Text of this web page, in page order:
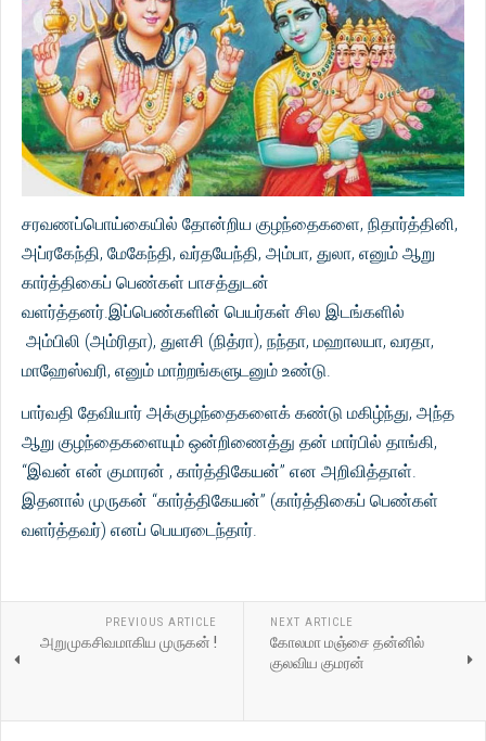
சரவணப்பொய்கையில் தோன்றிய குழந்தைகளை, நிதார்த்தினி,
அப்ரகேந்தி, மேகேந்தி, வர்தயேந்தி, அம்பா, துலா, எனும் ஆறு
கார்த்திகைப் பெண்கள் பாசத்துடன்
வளர்த்தனர்.இப்பெண்களின் பெயர்கள் சில இடங்களில்
அம்பிலி (அம்ரிதா), துளசி (நித்ரா), நந்தா, மஹாலயா, வரதா,
மாஹேஸ்வரி, எனும் மாற்றங்களுடனும் உண்டு.
பார்வதி தேவியார் அக்குழந்தைகளைக் கண்டு மகிழ்ந்து, அந்த
ஆறு குழந்தைகளையும் ஒன்றிணைத்து தன் மார்பில் தாங்கி,
“இவன் என் குமாரன் , கார்த்திகேயன்” என அறிவித்தாள்.
இதனால் முருகன் “கார்த்திகேயன்” (கார்த்திகைப் பெண்கள்
வளர்த்தவர்) எனப் பெயரடைந்தார்.
PREVIOUS ARTICLE
அறுமுகசிவமாகிய முருகன் !
NEXT ARTICLE
கோலமா மஞ்சை தன்னில்
குலவிய குமரன்